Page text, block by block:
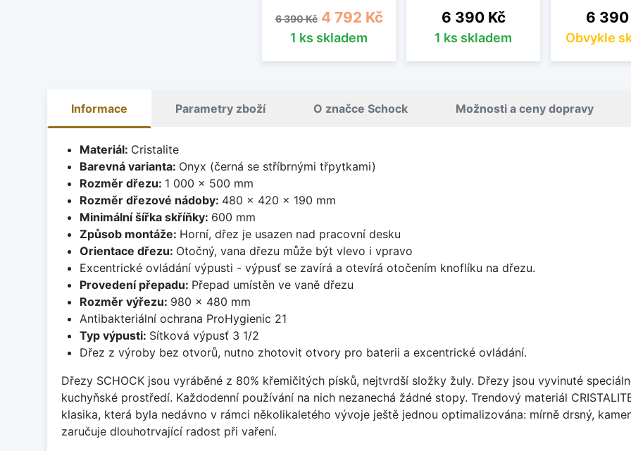
Běžná cena
6 390 Kč Cena
4 792 Kč
1 ks skladem
Cena
6 390 Kč
1 ks skladem
Cena
6 390
Obvykle
Informace Parametry zboží O značce Schock Možnosti a ceny dopravy
Materiál: Cristalite
Barevná varianta: Onyx (černá se stříbrnými třpytkami)
Rozměr dřezu: 1 000 x 500 mm
Rozměr dřezové nádoby: 480 x 420 x 190 mm
Minimální šířka skříňky: 600 mm
Způsob montáže: Horní, dřez je usazen nad pracovní desku
Orientace dřezu: Otočný, vana dřezu může být vlevo i vpravo
Excentrické ovládání výpusti - výpusť se zavírá a otevírá otočením knoflíku na dřezu.
Provedení přepadu: Přepad umístěn ve vaně dřezu
Rozměr výřezu: 980 x 480 mm
Antibakteriální ochrana ProHygienic 21
Typ výpusti: Sítková výpusť 3 1/2
Dřez z výroby bez otvorů, nutno zhotovit otvory pro baterii a excentrické ovládání.
Dřezy SCHOCK jsou vyráběné z 80% křemičitých písků, nejtvrdší složky žuly. Dřezy jsou vyvinuté
kuchyňské prostředí. Každodenní používání na nich nezanechá žádné stopy. Trendový materiál
klasika, která byla nedávno v rámci několikaletého vývoje ještě jednou optimalizována: mírně drsný,
zaručuje dlouhotrvající radost při vaření.